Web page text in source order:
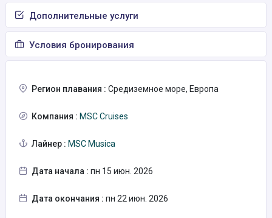
Дополнительные услуги
Условия бронирования
Регион плавания : Средиземное море, Европа
Компания : MSC Cruises
Лайнер : MSC Musica
Дата начала : пн 15 июн. 2026
Дата окончания : пн 22 июн. 2026